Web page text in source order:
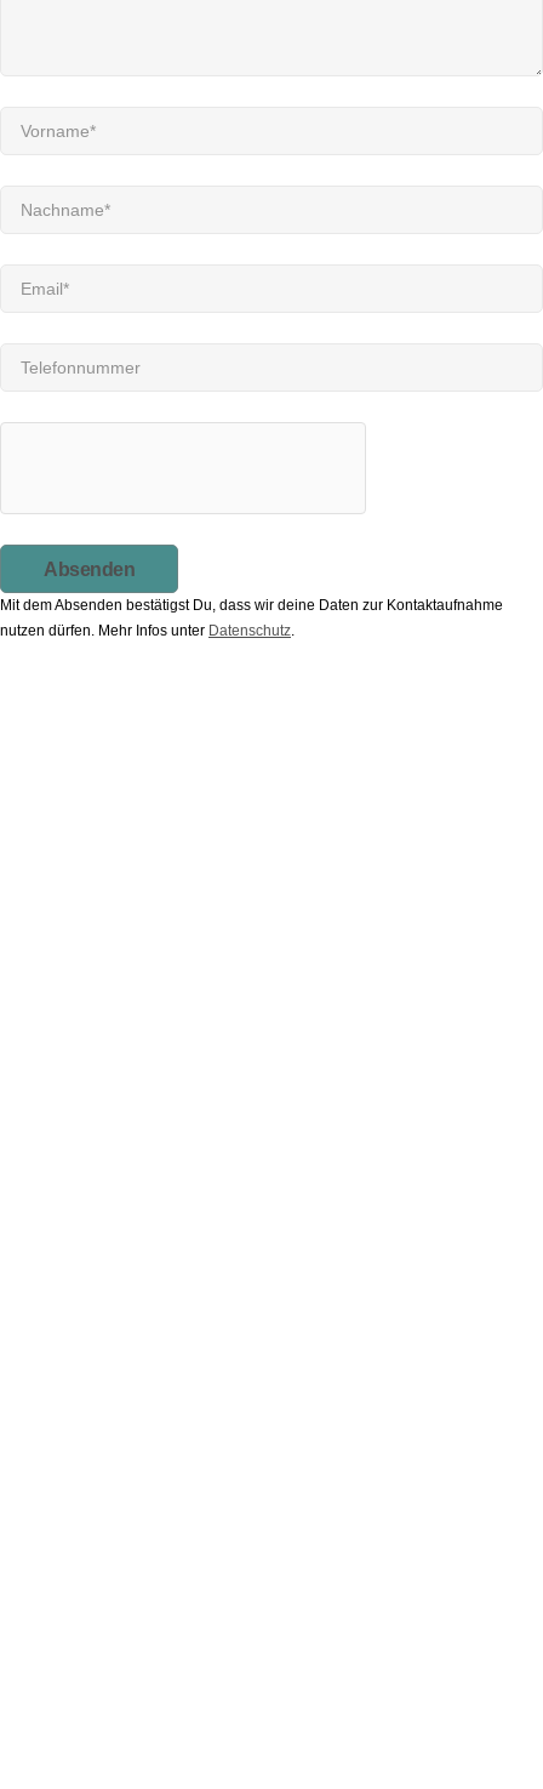
Absenden
Mit dem Absenden bestätigst Du, dass wir deine Daten zur Kontaktaufnahme
nutzen dürfen. Mehr Infos unter Datenschutz.